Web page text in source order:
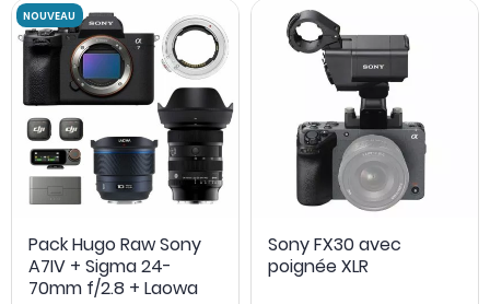
OCCASION
Pack Hugo Raw Sony
A7IV + Sigma 24-
70mm f/2.8 + Laowa
Sony FX30 avec
poignée XLR